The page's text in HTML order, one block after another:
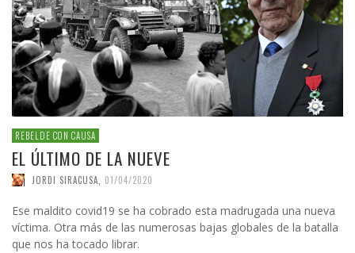
REBELDE CON CAUSA
EL ÚLTIMO DE LA NUEVE
JORDI SIRACUSA 01/04/2020
Ese maldito covid19 se ha cobrado esta madrugada una nueva
víctima. Otra más de las numerosas bajas globales de la batalla
que nos ha tocado librar.